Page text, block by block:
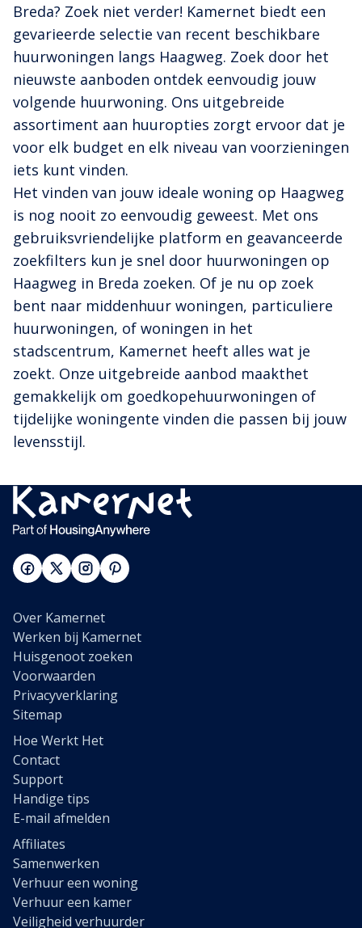
Breda? Zoek niet verder! Kamernet biedt een
gevarieerde selectie van recent beschikbare
huurwoningen langs Haagweg. Zoek door het
nieuwste aanboden ontdek eenvoudig jouw
volgende huurwoning. Ons uitgebreide
assortiment aan huuropties zorgt ervoor dat je
voor elk budget en elk niveau van voorzieningen
iets kunt vinden.
Het vinden van jouw ideale woning op Haagweg
is nog nooit zo eenvoudig geweest. Met ons
gebruiksvriendelijke platform en geavanceerde
zoekfilters kun je snel door huurwoningen op
Haagweg in Breda zoeken. Of je nu op zoek
bent naar middenhuur woningen, particuliere
huurwoningen, of woningen in het
stadscentrum, Kamernet heeft alles wat je
zoekt. Onze uitgebreide aanbod maakthet
gemakkelijk om goedkopehuurwoningen of
tijdelijke woningente vinden die passen bij jouw
levensstijl.
Over Kamernet
Werken bij Kamernet
Huisgenoot zoeken
Voorwaarden
Privacyverklaring
Sitemap
Hoe Werkt Het
Contact
Support
Handige tips
E-mail afmelden
Affiliates
Samenwerken
Verhuur een woning
Verhuur een kamer
Veiligheid verhuurder